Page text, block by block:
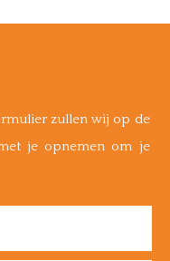
zullen wij op de
je opnemen om je